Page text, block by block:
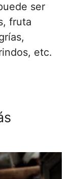
ser
fruta
etc.